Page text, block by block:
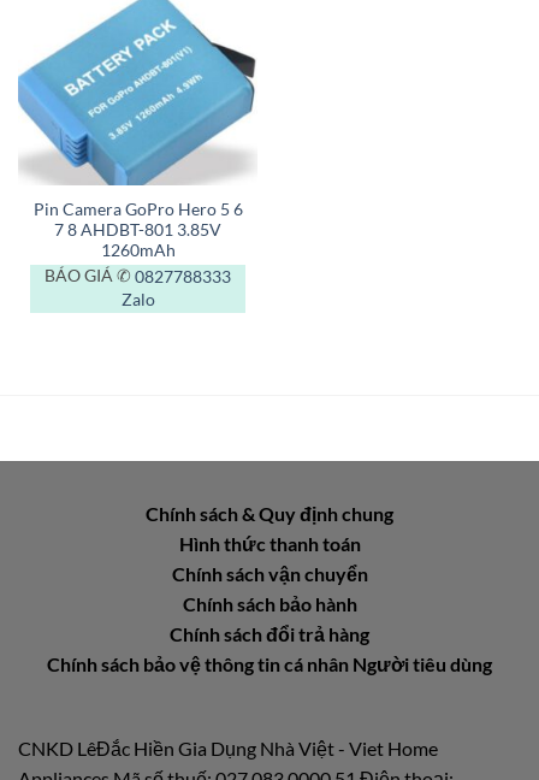
Pin Camera GoPro Hero 5 6
7 8 AHDBT-801 3.85V
1260mAh
BÁO GIÁ ✆ 0827788333
Zalo
Chính sách & Quy định chung
Hình thức thanh toán
Chính sách vận chuyển
Chính sách bảo hành
Chính sách đổi trả hàng
Chính sách bảo vệ thông tin cá nhân Người tiêu dùng
CNKD LêĐắc Hiền Gia Dụng Nhà Việt - Viet Home